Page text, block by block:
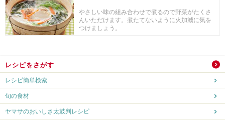
やさしい味の組み合わせで煮るので野菜がたくさ
んいただけます。煮たてないように火加減に気を
つけましょう。
レシピをさがす
レシピ簡単検索
旬の食材
ヤマサのおいしさ太鼓判レシピ